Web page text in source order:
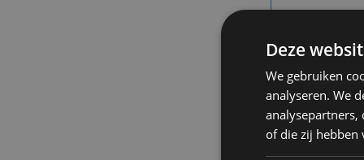
Deze
We gebruiken
analyseren. We
of die zij hebben